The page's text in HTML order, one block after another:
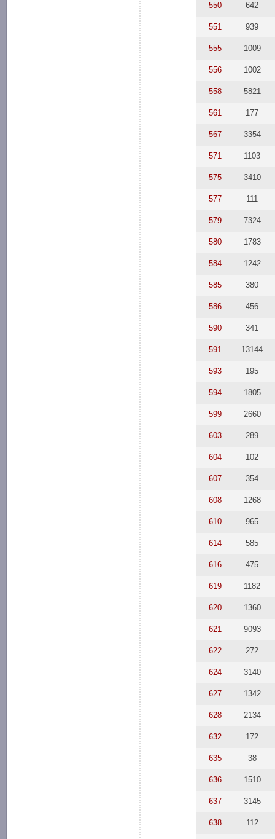
550 642
551 939
555 1009
556 1002
558 5821
561 177
567 3354
571 1103
575 3410
577 111
579 7324
580 1783
584 1242
585 380
586 456
590 341
591 13144
593 195
594 1805
599 2660
603 289
604 102
607 354
608 1268
610 965
614 585
616 475
619 1182
620 1360
621 9093
622 272
624 3140
627 1342
628 2134
632 172
635 38
636 1510
637 3145
638 112